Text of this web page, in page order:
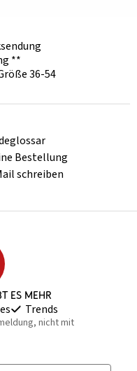
**
36-54
Bestellung
schreiben
es mehr
Trends
nicht mit